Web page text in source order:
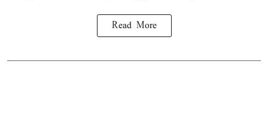
Read More